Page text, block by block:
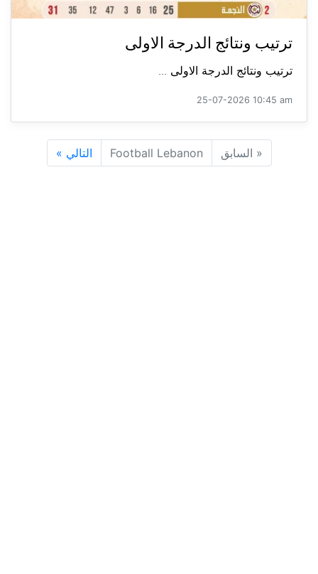
ترتيب ونتائج الدرجة الاولى
ترتيب ونتائج الدرجة الاولى ...
25-07-2026 10:45 am
« السابق Football Lebanon التالي »